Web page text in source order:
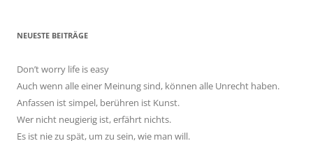
NEUESTE BEITRÄGE
Don’t worry life is easy
Auch wenn alle einer Meinung sind, können alle Unrecht haben.
Anfassen ist simpel, berühren ist Kunst.
Wer nicht neugierig ist, erfährt nichts.
Es ist nie zu spät, um zu sein, wie man will.